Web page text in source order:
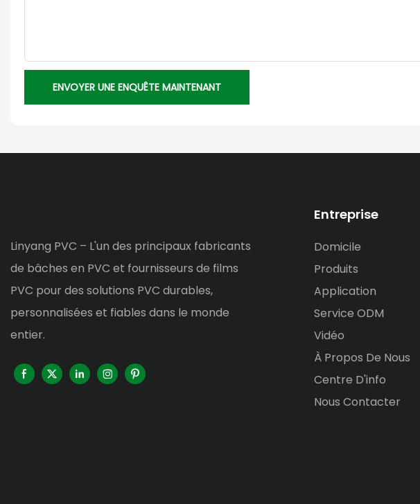
ENVOYER UNE ENQUÊTE MAINTENANT
Linyang PVC – L'un des principaux fabricants
de bâches en PVC et fournisseurs de films
PVC pour des solutions PVC durables,
personnalisées et fiables dans le monde
entier.
Entreprise
Domicile
Produits
Application
Service ODM
Vidéo
À Propos De Nous
Centre D'info
Nous Contacter